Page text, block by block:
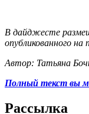
В дайджесте
опубликованного
Автор: Татьяна
Полный текст вы
Рассылка